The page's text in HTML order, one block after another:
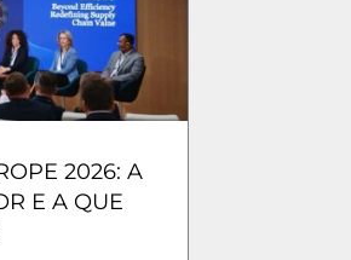
2026: A
E A QUE